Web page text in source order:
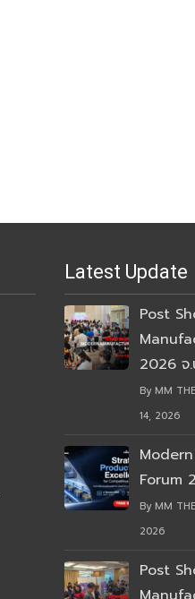
Latest Update
Post
2026 จ.
By MM
14, 2026
Forum
By MM
2026
Post